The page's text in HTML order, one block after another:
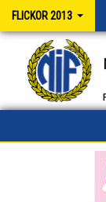
FLICKOR 2013